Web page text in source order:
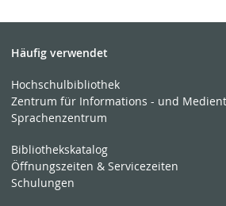
Häufig verwendet
Hochschulbibliothek
Zentrum für Informations - und
Sprachenzentrum
Bibliothekskatalog
Öffnungszeiten & Servicezeiten
Schulungen